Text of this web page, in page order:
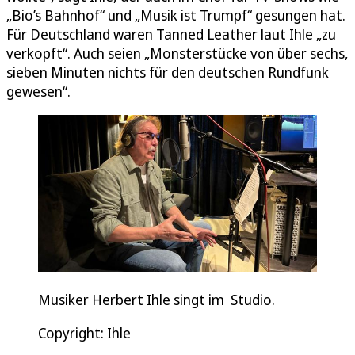
„Bio’s Bahnhof“ und „Musik ist Trumpf“ gesungen hat.
Für Deutschland waren Tanned Leather laut Ihle „zu
verkopft“. Auch seien „Monsterstücke von über sechs,
sieben Minuten nichts für den deutschen Rundfunk
gewesen“.
Musiker Herbert Ihle singt im Studio.
Copyright: Ihle